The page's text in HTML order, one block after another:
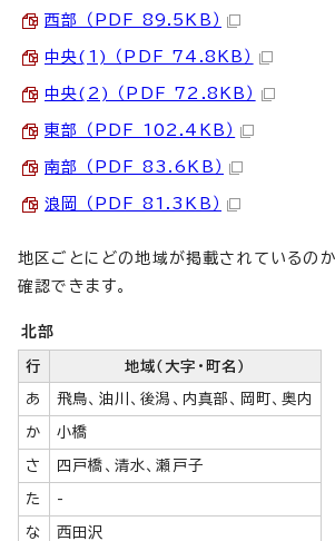
西部 （PDF 89.5KB）
中央(1) （PDF 74.8KB）
中央(2) （PDF 72.8KB）
東部 （PDF 102.4KB）
南部 （PDF 83.6KB）
浪岡 （PDF 81.3KB）
地区ごとにどの地域が掲載されているの
確認できます。
北部
行 地域（大字・町名）
あ 飛鳥、油川、後潟、内真部、岡町、奥内
か 小橋
さ 四戸橋、清水、瀬戸子
た -
な 西田沢